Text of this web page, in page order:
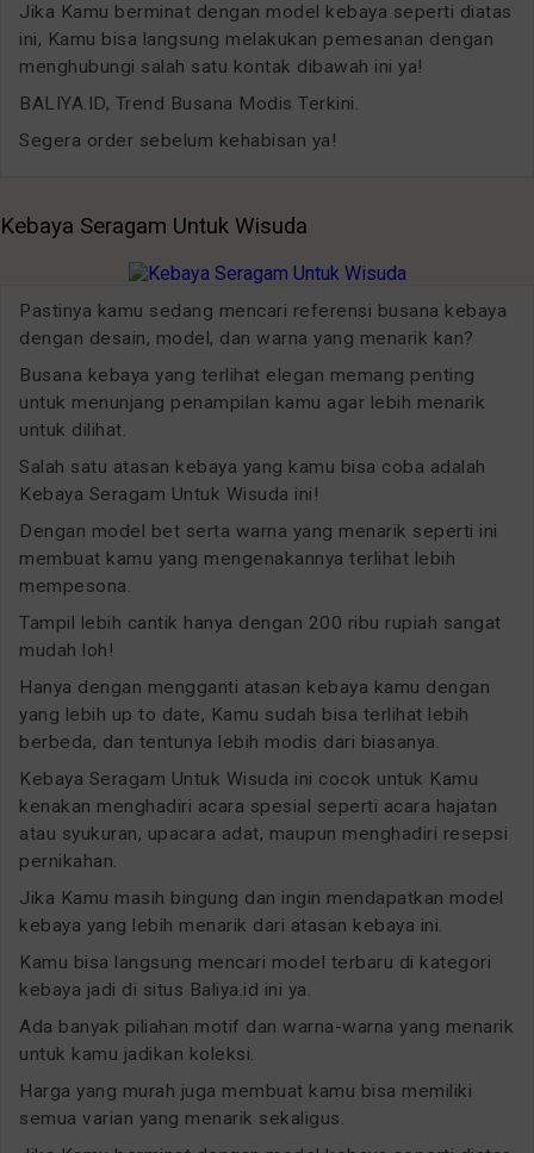
Jika Kamu berminat dengan model kebaya seperti diatas
ini, Kamu bisa langsung melakukan pemesanan dengan
menghubungi salah satu kontak dibawah ini ya!
BALIYA.ID, Trend Busana Modis Terkini.
Segera order sebelum kehabisan ya!
Kebaya Seragam Untuk Wisuda
Pastinya kamu sedang mencari referensi busana kebaya
dengan desain, model, dan warna yang menarik kan?
Busana kebaya yang terlihat elegan memang penting
untuk menunjang penampilan kamu agar lebih menarik
untuk dilihat.
Salah satu atasan kebaya yang kamu bisa coba adalah
Kebaya Seragam Untuk Wisuda ini!
Dengan model bet serta warna yang menarik seperti ini
membuat kamu yang mengenakannya terlihat lebih
mempesona.
Tampil lebih cantik hanya dengan 200 ribu rupiah sangat
mudah loh!
Hanya dengan mengganti atasan kebaya kamu dengan
yang lebih up to date, Kamu sudah bisa terlihat lebih
berbeda, dan tentunya lebih modis dari biasanya.
Kebaya Seragam Untuk Wisuda ini cocok untuk Kamu
kenakan menghadiri acara spesial seperti acara hajatan
atau syukuran, upacara adat, maupun menghadiri resepsi
pernikahan.
Jika Kamu masih bingung dan ingin mendapatkan model
kebaya yang lebih menarik dari atasan kebaya ini.
Kamu bisa langsung mencari model terbaru di kategori
kebaya jadi di situs Baliya.id ini ya.
Ada banyak piliahan motif dan warna-warna yang menarik
untuk kamu jadikan koleksi.
Harga yang murah juga membuat kamu bisa memiliki
semua varian yang menarik sekaligus.